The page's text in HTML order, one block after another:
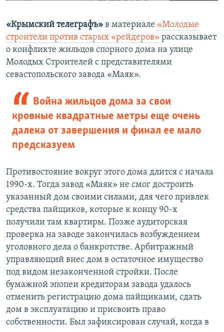
«Крымский телеграфъ» в материале «Молодые
строители против старых «рейдеров» рассказывает
о конфликте жильцов спорного дома на улице
Молодых Строителей с представителями
севастопольского завода «Маяк».
Война жильцов дома за свои
кровные квадратные метры еще очень
далека от завершения и финал ее мало
предсказуем
Противостояние вокруг этого дома длится с начала
1990-х. Тогда завод «Маяк» не смог достроить
указанный дом своими силами, для чего привлек
средства пайщиков, которые к концу 90-х
получили там квартиры. Позже аудиторская
проверка на заводе закончилась возбуждением
уголовного дела о банкротстве. Арбитражный
управляющий внес дом в остаточное имущество
под видом незаконченной стройки. После
бумажной эпопеи кредиторам завода удалось
отменить регистрацию дома пайщиками, сдать
дом в эксплуатацию и присвоить право
собственности. Был зафиксирован случай, когда в